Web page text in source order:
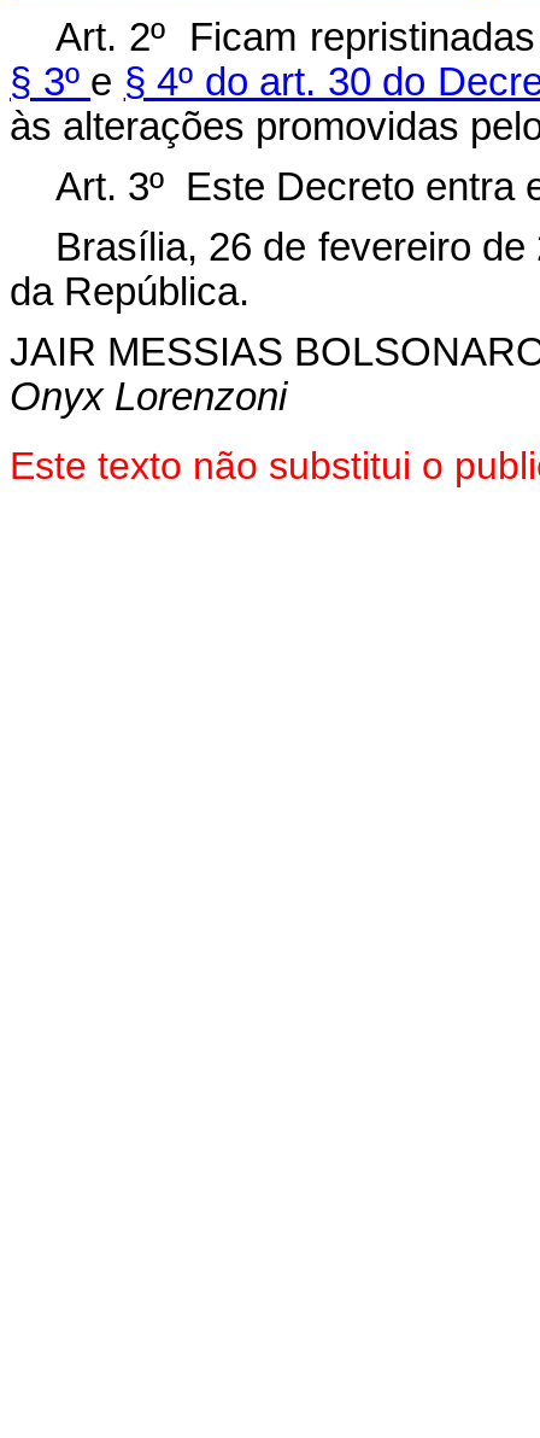
Art. 2º Ficam
§ 3º e § 4º do art. 30 do
às alterações promovidas
Art. 3º Este Decreto entra
Brasília, 26 de fevereiro de
da República.
JAIR MESSIAS
Onyx Lorenzoni
Este texto não substitui o